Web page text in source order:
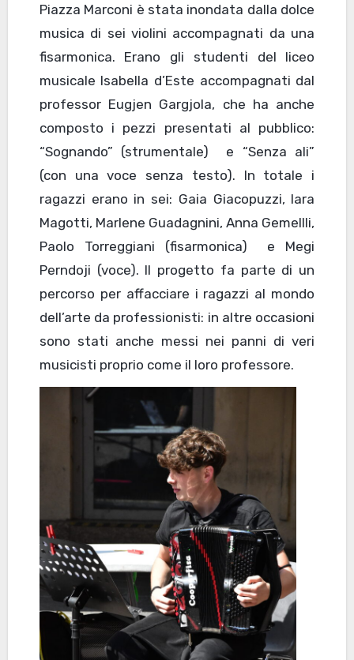
Piazza Marconi è stata inondata dalla dolce
musica di sei violini accompagnati da una
fisarmonica. Erano gli studenti del liceo
musicale Isabella d’Este accompagnati dal
professor Eugjen Gargjola, che ha anche
composto i pezzi presentati al pubblico:
“Sognando” (strumentale) e “Senza ali”
(con una voce senza testo). In totale i
ragazzi erano in sei: Gaia Giacopuzzi, Iara
Magotti, Marlene Guadagnini, Anna Gemellli,
Paolo Torreggiani (fisarmonica) e Megi
Perndoji (voce). Il progetto fa parte di un
percorso per affacciare i ragazzi al mondo
dell’arte da professionisti: in altre occasioni
sono stati anche messi nei panni di veri
musicisti proprio come il loro professore.